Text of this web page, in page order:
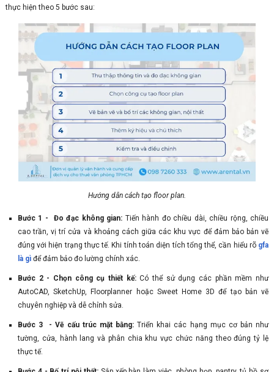
thực hiện theo 5 bước sau:
Hướng dẫn cách tạo floor plan.
Bước 1 - Đo đạc không gian: Tiến hành đo chiều dài, chiều rộng, chiều
cao trần, vị trí cửa và khoảng cách giữa các khu vực để đảm bảo bản vẽ
đúng với hiện trạng thực tế. Khi tính toán diện tích tổng thể, cần hiểu rõ gfa
là gìđể đảm bảo đo lường chính xác.
Bước 2 - Chọn công cụ thiết kế:Có thể sử dụng các phần mềm như
AutoCAD, SketchUp, Floorplanner hoặc Sweet Home 3D để tạo bản vẽ
chuyên nghiệp và dễ chỉnh sửa.
Bước 3 - Vẽ cấu trúc mặt bằng: Triển khai các hạng mục cơ bản như
tường, cửa, hành lang và phân chia khu vực chức năng theo đúng tỷ lệ
thực tế.